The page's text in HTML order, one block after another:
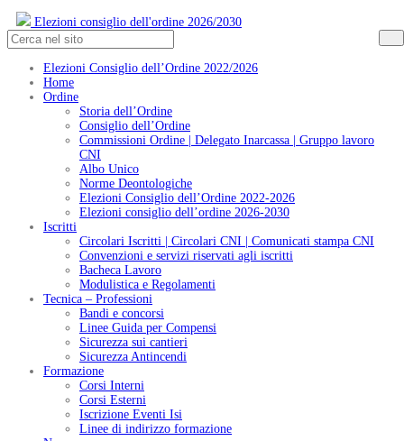
Elezioni consiglio dell'ordine 2026/2030
Elezioni Consiglio dell’Ordine 2022/2026
Home
Ordine
Storia dell’Ordine
Consiglio dell’Ordine
Commissioni Ordine | Delegato Inarcassa | Gruppo lavoro
CNI
Albo Unico
Norme Deontologiche
Elezioni Consiglio dell’Ordine 2022-2026
Elezioni consiglio dell’ordine 2026-2030
Iscritti
Circolari Iscritti | Circolari CNI | Comunicati stampa CNI
Convenzioni e servizi riservati agli iscritti
Bacheca Lavoro
Modulistica e Regolamenti
Tecnica – Professioni
Bandi e concorsi
Linee Guida per Compensi
Sicurezza sui cantieri
Sicurezza Antincendi
Formazione
Corsi Interni
Corsi Esterni
Iscrizione Eventi Isi
Linee di indirizzo formazione